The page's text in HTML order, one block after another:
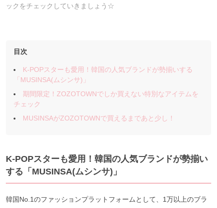
ックをチェックしていきましょう☆
目次
K-POPスターも愛用！韓国の人気ブランドが勢揃いする
「MUSINSA(ムシンサ)」
期間限定！ZOZOTOWNでしか買えない特別なアイテムを
チェック
MUSINSAがZOZOTOWNで買えるまであと少し！
K-POPスターも愛用！韓国の人気ブランドが勢揃い
する「MUSINSA(ムシンサ)」
韓国No.1のファッションプラットフォームとして、1万以上のブラ